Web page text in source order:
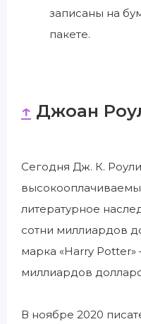
записаны на
пакете.
↑ Джоан
Сегодня Дж. К.
литературное
сотни миллиардов
марка «Harry Potter»
миллиардов
В ноябре 2020